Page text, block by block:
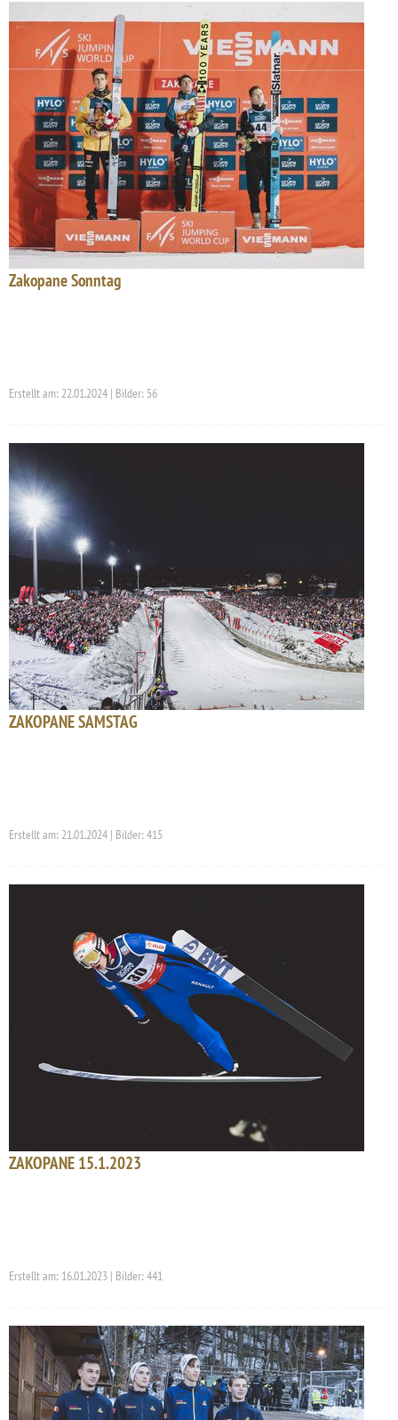
Zakopane Sonntag
Erstellt am: 22.01.2024 | Bilder: 56
ZAKOPANE SAMSTAG
Erstellt am: 21.01.2024 | Bilder: 415
ZAKOPANE 15.1.2023
Erstellt am: 16.01.2023 | Bilder: 441